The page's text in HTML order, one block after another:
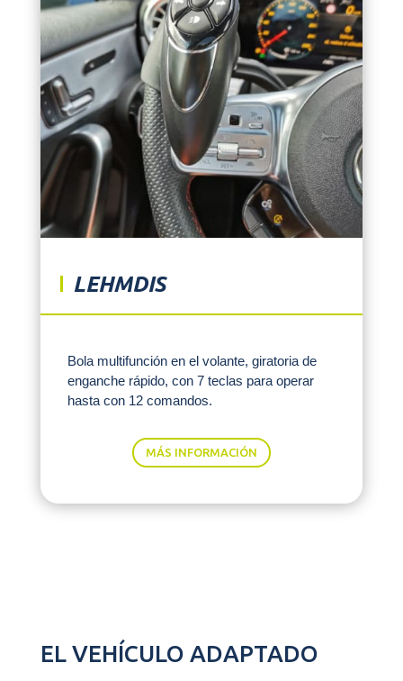
LEHMDIS
Bola multifunción en el volante, giratoria de
enganche rápido, con 7 teclas para operar
hasta con 12 comandos.
MÁS INFORMACIÓN
EL VEHÍCULO ADAPTADO